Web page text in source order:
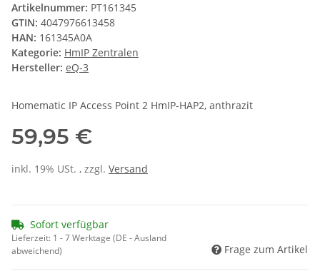
Artikelnummer: PT161345
GTIN: 4047976613458
HAN: 161345A0A
Kategorie: HmIP Zentralen
Hersteller: eQ-3
Homematic IP Access Point 2 HmIP-HAP2, anthrazit
59,95 €
inkl. 19% USt. , zzgl. Versand
Sofort verfügbar
Lieferzeit: 1 - 7 Werktage (DE - Ausland
abweichend)
Frage zum Artikel